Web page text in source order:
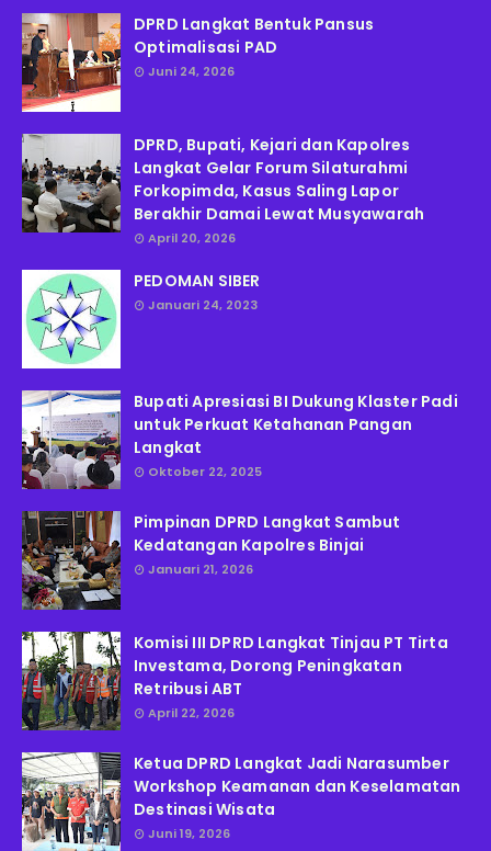
DPRD Langkat Bentuk Pansus
Optimalisasi PAD
Juni 24, 2026
DPRD, Bupati, Kejari dan Kapolres
Langkat Gelar Forum Silaturahmi
Forkopimda, Kasus Saling Lapor
Berakhir Damai Lewat Musyawarah
April 20, 2026
PEDOMAN SIBER
Januari 24, 2023
Bupati Apresiasi BI Dukung Klaster Padi
untuk Perkuat Ketahanan Pangan
Langkat
Oktober 22, 2025
Pimpinan DPRD Langkat Sambut
Kedatangan Kapolres Binjai
Januari 21, 2026
Komisi III DPRD Langkat Tinjau PT Tirta
Investama, Dorong Peningkatan
Retribusi ABT
April 22, 2026
Ketua DPRD Langkat Jadi Narasumber
Workshop Keamanan dan Keselamatan
Destinasi Wisata
Juni 19, 2026